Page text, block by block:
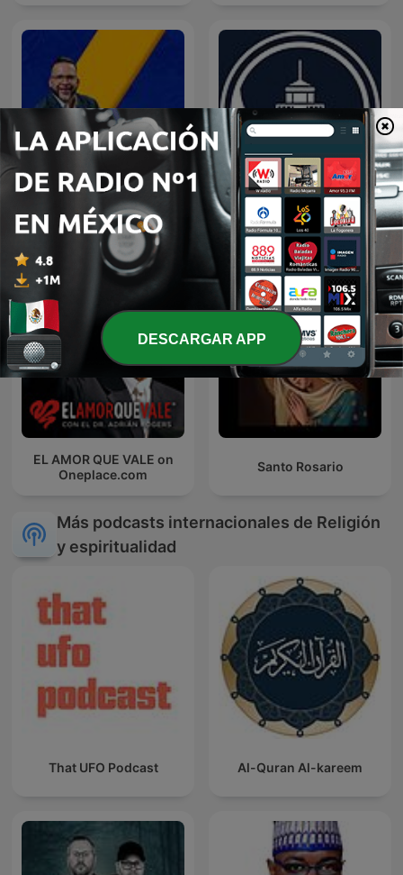
LA DOSIS DIARIA ROKA Predicaciones Cristianas
EL AMOR QUE VALE on
Oneplace.com
Santo Rosario
Más podcasts internacionales de Religión
y espiritualidad
That UFO Podcast Al-Quran Al-kareem
DESCARGAR APP